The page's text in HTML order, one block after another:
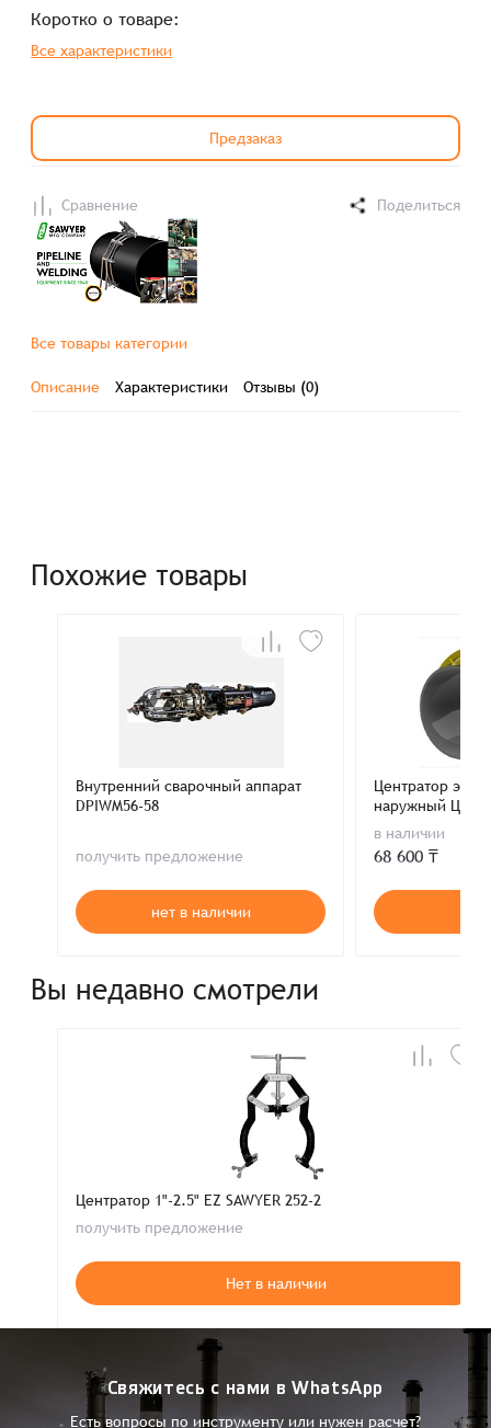
Коротко о товаре:
Все характеристики
Предзаказ
Сравнение Поделиться
Все товары категории
Описание Характеристики Отзывы (0)
Похожие товары
Внутренний сварочный аппарат
DPIWM56-58
получить предложение
нет в наличии
Центратор
наружный ЦНЭ
в наличии
68 600 ₸
Вы недавно смотрели
Центратор 1"-2.5" EZ SAWYER 252-2
получить предложение
Нет в наличии
Свяжитесь с нами в WhatsApp
Есть вопросы по инструменту или нужен расчет?